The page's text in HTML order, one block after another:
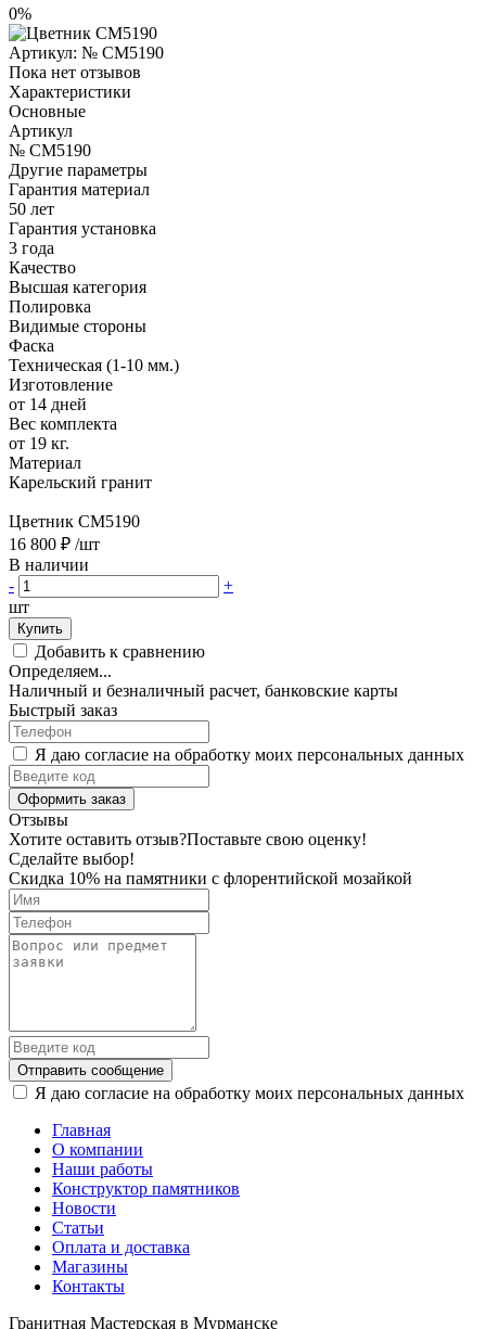
0%
Артикул: № CM5190
Пока нет отзывов
Характеристики
Основные
Артикул
№ CM5190
Другие параметры
Гарантия материал
50 лет
Гарантия установка
3 года
Качество
Высшая категория
Полировка
Видимые стороны
Фаска
Техническая (1-10 мм.)
Изготовление
от 14 дней
Вес комплекта
от 19 кг.
Материал
Карельский гранит
Цветник CM5190
16 800 ₽ /шт
В наличии
-
+
шт
Купить
Добавить к сравнению
Определяем...
Наличный и безналичный расчет, банковские карты
Быстрый заказ
Я даю согласие на обработку моих персональных данных
Оформить заказ
Отзывы
Хотите оставить отзыв?Поставьте свою оценку!
Сделайте выбор!
Скидка 10% на памятники с флорентийской мозайкой
Отправить сообщение
Я даю согласие на обработку моих персональных данных
Главная
О компании
Наши работы
Конструктор памятников
Новости
Статьи
Оплата и доставка
Магазины
Контакты
Гранитная Мастерская в Мурманске